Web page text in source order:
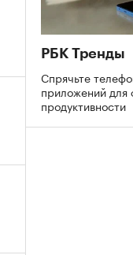
РБК Тренды
Спрячьте
приложений для
продуктивности